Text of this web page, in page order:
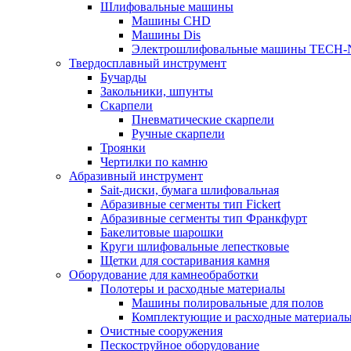
Шлифовальные машины
Машины CHD
Машины Dis
Электрошлифовальные машины TECH-
Твердосплавный инструмент
Бучарды
Закольники, шпунты
Скарпели
Пневматические скарпели
Ручные скарпели
Троянки
Чертилки по камню
Абразивный инструмент
Sait-диски, бумага шлифовальная
Абразивные сегменты тип Fickert
Абразивные сегменты тип Франкфурт
Бакелитовые шарошки
Круги шлифовальные лепестковые
Щетки для состаривания камня
Оборудование для камнеобработки
Полотеры и расходные материалы
Машины полировальные для полов
Комплектующие и расходные
Очистные сооружения
Пескоструйное оборудование